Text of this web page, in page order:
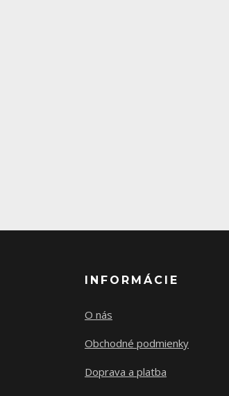
INFORMÁCIE
O nás
Obchodné podmienky
Doprava a platba